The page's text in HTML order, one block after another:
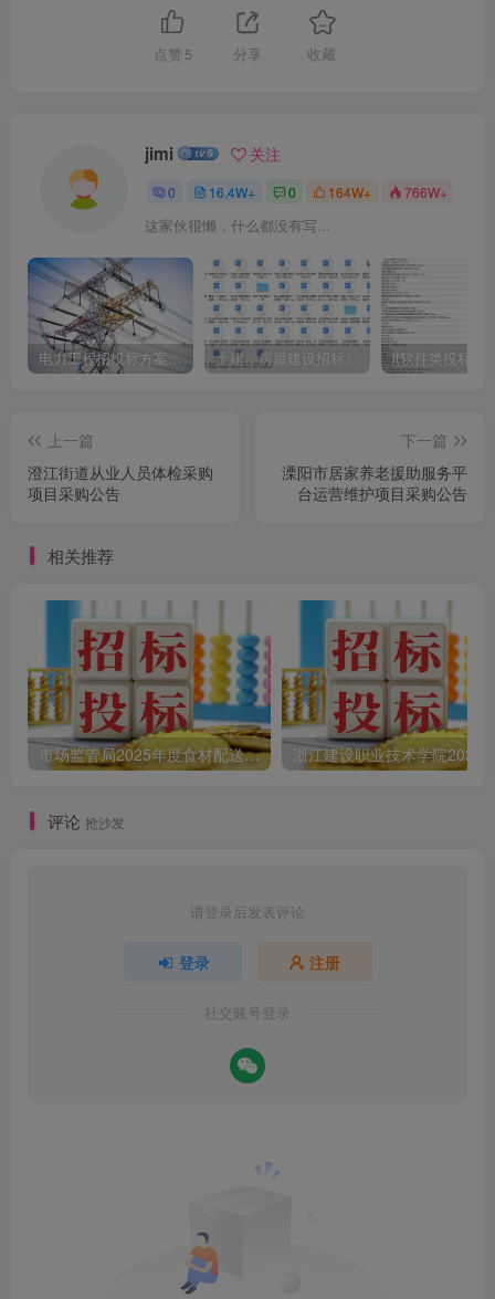
点赞 5 分享 收藏
jimi 关注
0 16.4W+ 0 164W+ 766W+
这家伙很懒，什么都没有写...
电力工程招投标方案模板 土建、房屋建设招标文件标书模板 it软件类投标书
上一篇
澄江街道从业人员体检采购
项目采购公告
下一篇
溧阳市居家养老援助服务平
台运营维护项目采购公告
相关推荐
市场监管局2025年度食材配送采购公告
评论 抢沙发
请登录后发表评论
登录 注册
社交账号登录